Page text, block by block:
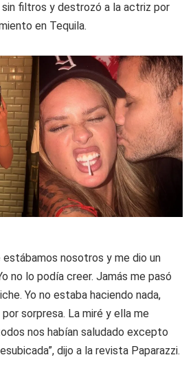
sin filtros y destrozó a la actriz por
en Tequila.
estábamos nosotros y me dio un
no lo podía creer. Jamás me pasó
Yo no estaba haciendo nada,
sorpresa. La miré y ella me
nos habían saludado excepto
dijo a la revista Paparazzi.